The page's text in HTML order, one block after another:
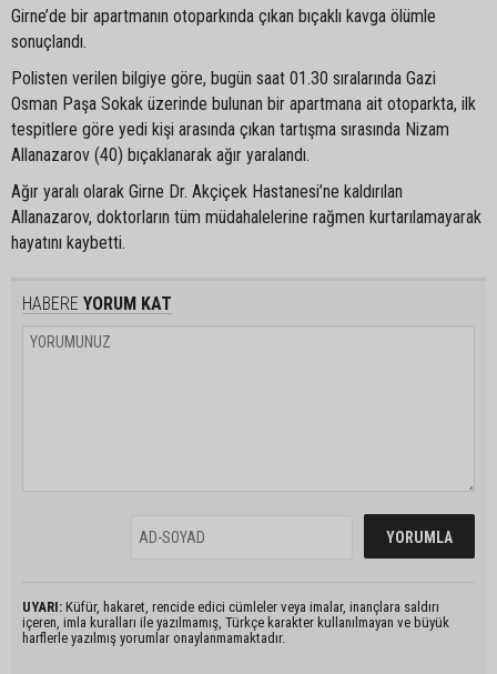
Girne’de bir apartmanın otoparkında çıkan bıçaklı kavga ölümle
sonuçlandı.
Polisten verilen bilgiye göre, bugün saat 01.30 sıralarında Gazi
Osman Paşa Sokak üzerinde bulunan bir apartmana ait otoparkta, ilk
tespitlere göre yedi kişi arasında çıkan tartışma sırasında Nizam
Allanazarov (40) bıçaklanarak ağır yaralandı.
Ağır yaralı olarak Girne Dr. Akçiçek Hastanesi’ne kaldırılan
Allanazarov, doktorların tüm müdahalelerine rağmen kurtarılamayarak
hayatını kaybetti.
HABERE YORUM KAT
UYARI: Küfür, hakaret, rencide edici cümleler veya imalar, inançlara saldırı
içeren, imla kuralları ile yazılmamış, Türkçe karakter kullanılmayan ve büyük
harflerle yazılmış yorumlar onaylanmamaktadır.